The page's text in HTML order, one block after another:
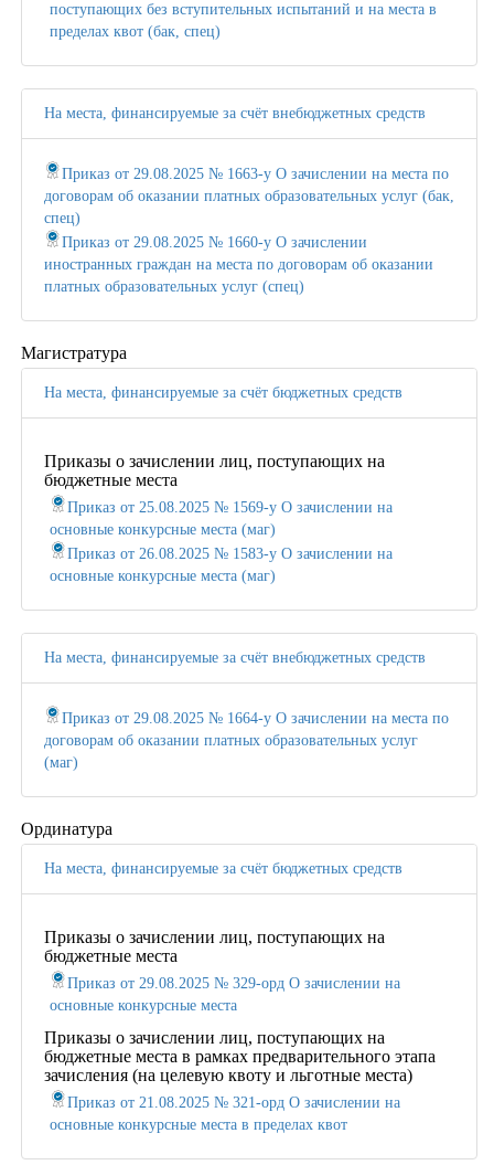
поступающих без вступительных испытаний и на места в
пределах квот (бак, спец)
На места, финансируемые за счёт внебюджетных средств
Приказ от 29.08.2025 № 1663-у О зачислении на места по
договорам об оказании платных образовательных услуг (бак,
спец)
Приказ от 29.08.2025 № 1660-у О зачислении
иностранных граждан на места по договорам об оказании
платных образовательных услуг (спец)
Магистратура
На места, финансируемые за счёт бюджетных средств
Приказы о зачислении лиц, поступающих на
бюджетные места
Приказ от 25.08.2025 № 1569-у О зачислении на
основные конкурсные места (маг)
Приказ от 26.08.2025 № 1583-у О зачислении на
основные конкурсные места (маг)
На места, финансируемые за счёт внебюджетных средств
Приказ от 29.08.2025 № 1664-у О зачислении на места по
договорам об оказании платных образовательных услуг
(маг)
Ординатура
На места, финансируемые за счёт бюджетных средств
Приказы о зачислении лиц, поступающих на
бюджетные места
Приказ от 29.08.2025 № 329-орд О зачислении на
основные конкурсные места
Приказы о зачислении лиц, поступающих на
бюджетные места в рамках предварительного этапа
зачисления (на целевую квоту и льготные места)
Приказ от 21.08.2025 № 321-орд О зачислении на
основные конкурсные места в пределах квот